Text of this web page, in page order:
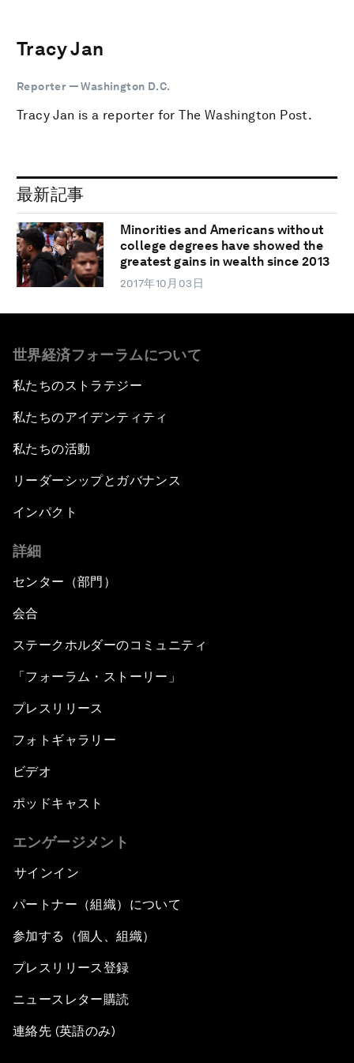
Tracy Jan
Reporter — Washington D.C.
Tracy Jan is a reporter for The Washington Post.
最新記事
Minorities and Americans without
college degrees have showed the
greatest gains in wealth since 2013
2017年10月03日
世界経済フォーラムについて
私たちのストラテジー
私たちのアイデンティティ
私たちの活動
リーダーシップとガバナンス
インパクト
詳細
センター（部門）
会合
ステークホルダーのコミュニティ
「フォーラム・ストーリー」
プレスリリース
フォトギャラリー
ビデオ
ポッドキャスト
エンゲージメント
サインイン
パートナー（組織）について
参加する（個人、組織）
プレスリリース登録
ニュースレター購読
連絡先 (英語のみ)